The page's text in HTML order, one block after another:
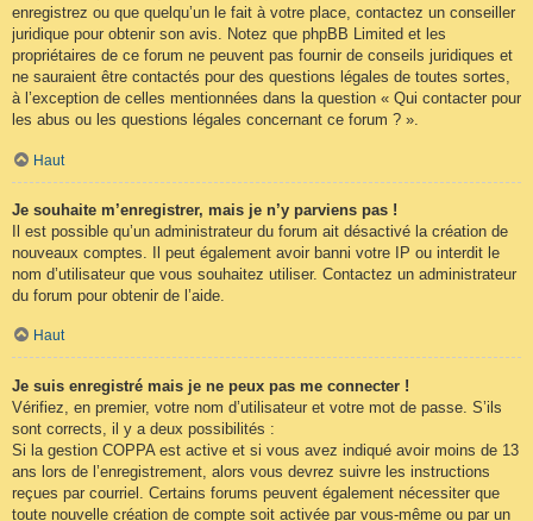
enregistrez ou que quelqu’un le fait à votre place, contactez un conseiller
juridique pour obtenir son avis. Notez que phpBB Limited et les
propriétaires de ce forum ne peuvent pas fournir de conseils juridiques et
ne sauraient être contactés pour des questions légales de toutes sortes,
à l’exception de celles mentionnées dans la question « Qui contacter pour
les abus ou les questions légales concernant ce forum ? ».
Haut
Je souhaite m’enregistrer, mais je n’y parviens pas !
Il est possible qu’un administrateur du forum ait désactivé la création de
nouveaux comptes. Il peut également avoir banni votre IP ou interdit le
nom d’utilisateur que vous souhaitez utiliser. Contactez un administrateur
du forum pour obtenir de l’aide.
Haut
Je suis enregistré mais je ne peux pas me connecter !
Vérifiez, en premier, votre nom d’utilisateur et votre mot de passe. S’ils
sont corrects, il y a deux possibilités :
Si la gestion COPPA est active et si vous avez indiqué avoir moins de 13
ans lors de l’enregistrement, alors vous devrez suivre les instructions
reçues par courriel. Certains forums peuvent également nécessiter que
toute nouvelle création de compte soit activée par vous-même ou par un